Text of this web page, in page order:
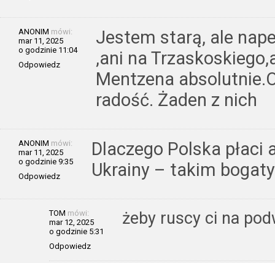
ANONIM mówi:
mar 11, 2025
o godzinie 11:04
Odpowiedz
Jestem starą, ale
,ani na
Mentzena
radość. Żaden z nich
ANONIM mówi:
mar 11, 2025
o godzinie 9:35
Odpowiedz
Dlaczego Polska
Ukrainy – takim
TOM mówi:
mar 12, 2025
o godzinie 5:31
Odpowiedz
żeby ruscy ci na